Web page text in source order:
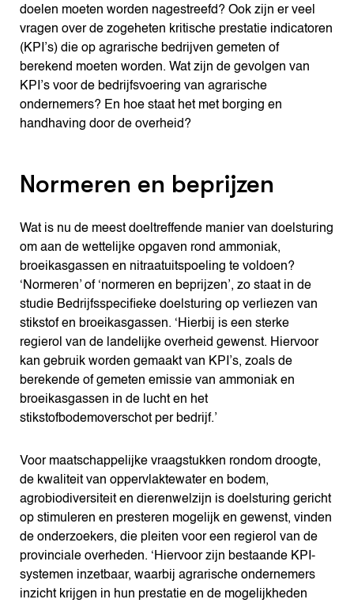
doelen moeten worden nagestreefd? Ook zijn er veel
vragen over de zogeheten kritische prestatie indicatoren
(KPI’s) die op agrarische bedrijven gemeten of
berekend moeten worden. Wat zijn de gevolgen van
KPI’s voor de bedrijfsvoering van agrarische
ondernemers? En hoe staat het met borging en
handhaving door de overheid?
Normeren en beprijzen
Wat is nu de meest doeltreffende manier van doelsturing
om aan de wettelijke opgaven rond ammoniak,
broeikasgassen en nitraatuitspoeling te voldoen?
‘Normeren’ of ‘normeren en beprijzen’, zo staat in de
studie Bedrijfsspecifieke doelsturing op verliezen van
stikstof en broeikasgassen. ‘Hierbij is een sterke
regierol van de landelijke overheid gewenst. Hiervoor
kan gebruik worden gemaakt van KPI’s, zoals de
berekende of gemeten emissie van ammoniak en
broeikasgassen in de lucht en het
stikstofbodemoverschot per bedrijf.’
Voor maatschappelijke vraagstukken rondom droogte,
de kwaliteit van oppervlaktewater en bodem,
agrobiodiversiteit en dierenwelzijn is doelsturing gericht
op stimuleren en presteren mogelijk en gewenst, vinden
de onderzoekers, die pleiten voor een regierol van de
provinciale overheden. ‘Hiervoor zijn bestaande KPI-
systemen inzetbaar, waarbij agrarische ondernemers
inzicht krijgen in hun prestatie en de mogelijkheden